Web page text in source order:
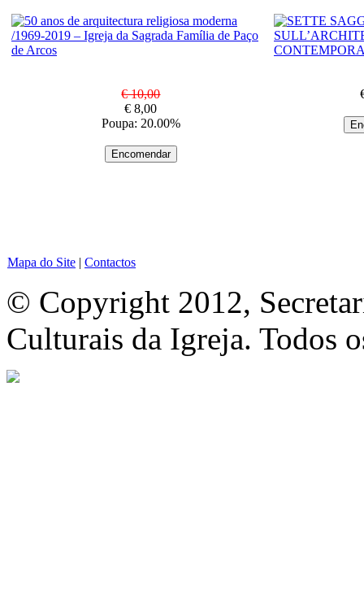
€ 10,00
€ 8,00
Poupa: 20.00%
Mapa do Site | Contactos
© Copyright 2012,
Culturais da Igreja. Todos